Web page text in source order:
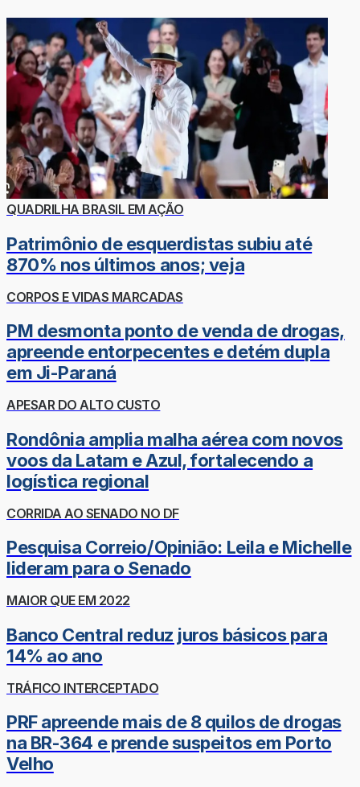
QUADRILHA BRASIL EM AÇÃO
Patrimônio de esquerdistas subiu até
870% nos últimos anos; veja
CORPOS E VIDAS MARCADAS
PM desmonta ponto de venda de drogas,
apreende entorpecentes e detém dupla
em Ji-Paraná
APESAR DO ALTO CUSTO
Rondônia amplia malha aérea com novos
voos da Latam e Azul, fortalecendo a
logística regional
CORRIDA AO SENADO NO DF
Pesquisa Correio/Opinião: Leila e Michelle
lideram para o Senado
MAIOR QUE EM 2022
Banco Central reduz juros básicos para
14% ao ano
TRÁFICO INTERCEPTADO
PRF apreende mais de 8 quilos de drogas
na BR-364 e prende suspeitos em Porto
Velho